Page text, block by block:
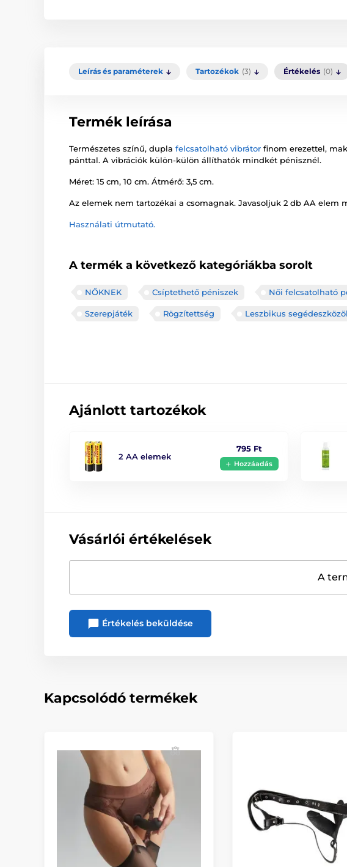
Leírás és paraméterek Tartozékok (3) Értékelés (0)
Termék leírása
Természetes színű, dupla felcsatolható vibrátor finom erezettel,
pánttal. A vibrációk külön-külön állíthatók mindkét pénisznél.
Méret: 15 cm, 10 cm. Átmérő: 3,5 cm.
Az elemek nem tartozékai a csomagnak. Javasoljuk 2 db AA elem
Használati útmutató.
A termék a következő kategóriákba sorolt
NŐKNEK Csíptethető péniszek Női felcsatolható
Szerepjáték Rögzítettség Leszbikus
Ajánlott tartozékok
2 AA elemek
795 Ft
Hozzáadás
Vásárlói értékelések
A
Értékelés beküldése
Kapcsolódó termékek